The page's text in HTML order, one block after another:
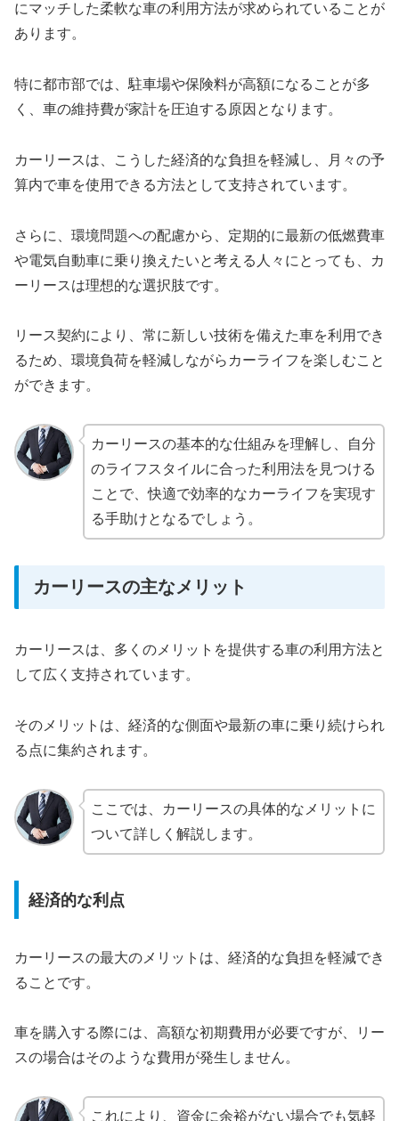
にマッチした柔軟な車の利用方法が求められていることが
あります。
特に都市部では、駐車場や保険料が高額になることが多
く、車の維持費が家計を圧迫する原因となります。
カーリースは、こうした経済的な負担を軽減し、月々の予
算内で車を使用できる方法として支持されています。
さらに、環境問題への配慮から、定期的に最新の低燃費車
や電気自動車に乗り換えたいと考える人々にとっても、カ
ーリースは理想的な選択肢です。
リース契約により、常に新しい技術を備えた車を利用でき
るため、環境負荷を軽減しながらカーライフを楽しむこと
ができます。
カーリースの基本的な仕組みを理解し、自分
のライフスタイルに合った利用法を見つける
ことで、快適で効率的なカーライフを実現す
る手助けとなるでしょう。
カーリースの主なメリット
カーリースは、多くのメリットを提供する車の利用方法と
して広く支持されています。
そのメリットは、経済的な側面や最新の車に乗り続けられ
る点に集約されます。
ここでは、カーリースの具体的なメリットに
ついて詳しく解説します。
経済的な利点
カーリースの最大のメリットは、経済的な負担を軽減でき
ることです。
車を購入する際には、高額な初期費用が必要ですが、リー
スの場合はそのような費用が発生しません。
これにより、資金に余裕がない場合でも気軽